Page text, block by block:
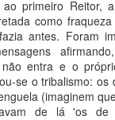
primeiro Reitor,
como
antes. Foram
entra e o
se o tribalismo: os
(imaginem
de lá 'os de